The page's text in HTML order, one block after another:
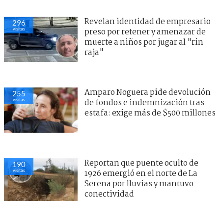
296
visitas
Revelan identidad de empresario
preso por retener y amenazar de
muerte a niños por jugar al "rin
raja"
255
visitas
Amparo Noguera pide devolución
de fondos e indemnización tras
estafa: exige más de $500 millones
190
visitas
Reportan que puente oculto de
1926 emergió en el norte de La
Serena por lluvias y mantuvo
conectividad